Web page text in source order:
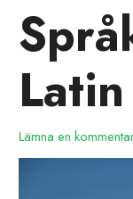
Latin
Lämna en